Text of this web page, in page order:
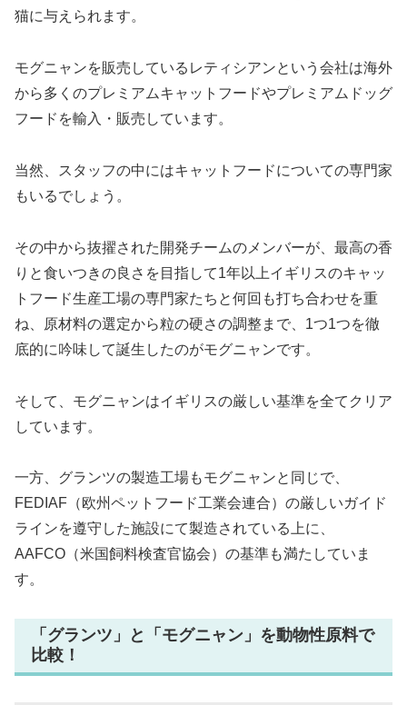
猫に与えられます。
モグニャンを販売しているレティシアンという会社は海外
から多くのプレミアムキャットフードやプレミアムドッグ
フードを輸入・販売しています。
当然、スタッフの中にはキャットフードについての専門家
もいるでしょう。
その中から抜擢された開発チームのメンバーが、最高の香
りと食いつきの良さを目指して1年以上イギリスのキャッ
トフード生産工場の専門家たちと何回も打ち合わせを重
ね、原材料の選定から粒の硬さの調整まで、1つ1つを徹
底的に吟味して誕生したのがモグニャンです。
そして、モグニャンはイギリスの厳しい基準を全てクリア
しています。
一方、グランツの製造工場もモグニャンと同じで、
FEDIAF（欧州ペットフード工業会連合）の厳しいガイド
ラインを遵守した施設にて製造されている上に、
AAFCO（米国飼料検査官協会）の基準も満たしていま
す。
「グランツ」と「モグニャン」を動物性原料で
比較！